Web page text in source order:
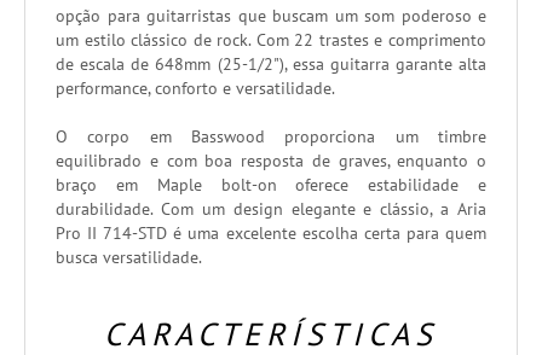
opção para guitarristas que buscam um som poderoso e
um estilo clássico de rock. Com 22 trastes e comprimento
de escala de 648mm (25-1/2"), essa guitarra garante alta
performance, conforto e versatilidade.
O corpo em Basswood proporciona um timbre
equilibrado e com boa resposta de graves, enquanto o
braço em Maple bolt-on oferece estabilidade e
durabilidade. Com um design elegante e clássio, a Aria
Pro II 714-STD é uma excelente escolha certa para quem
busca versatilidade.
CARACTERÍSTICAS